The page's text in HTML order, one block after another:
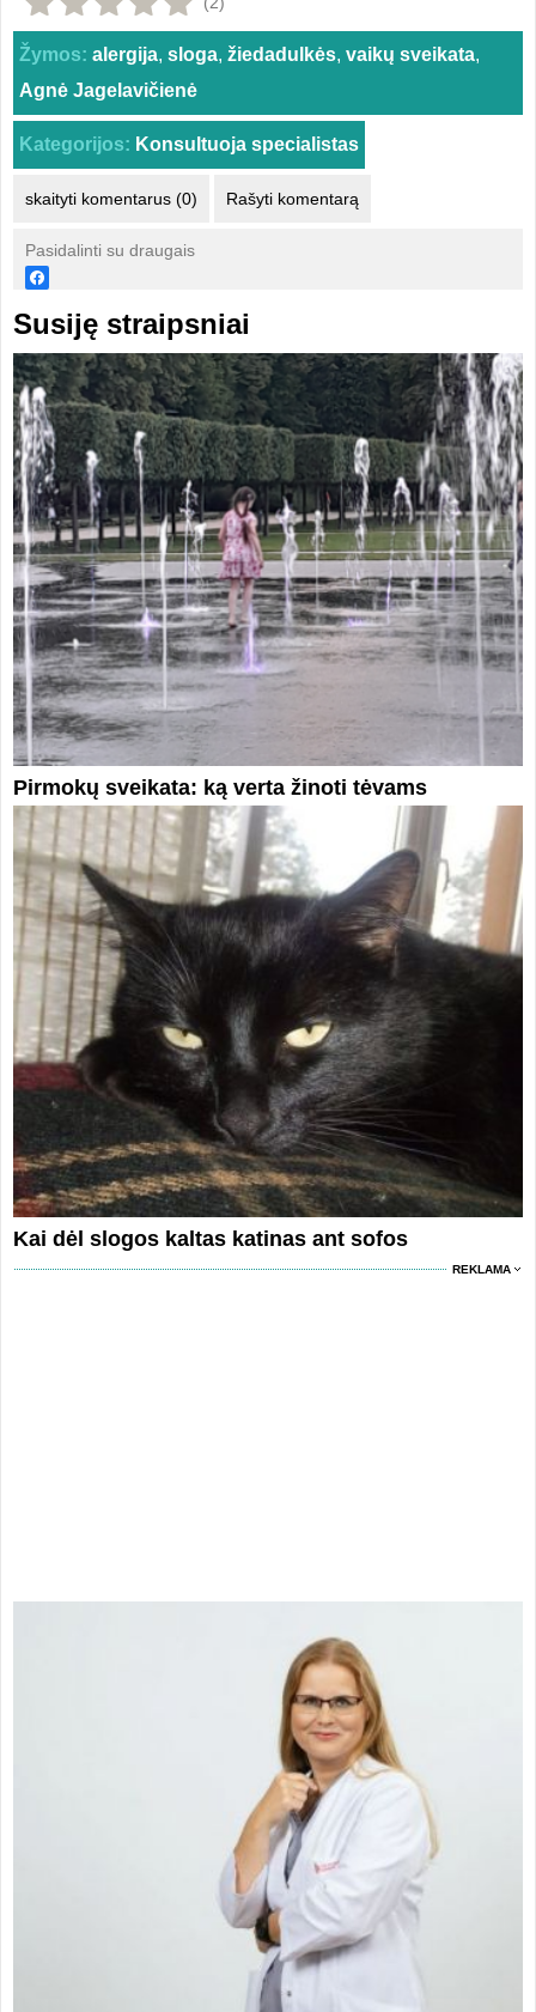
Žymos: alergija, sloga, žiedadulkės, vaikų sveikata,
Agnė Jagelavičienė
Kategorijos: Konsultuoja specialistas
skaityti komentarus (0) Rašyti komentarą
Pasidalinti su draugais
Susiję straipsniai
Pirmokų sveikata: ką verta žinoti tėvams
Kai dėl slogos kaltas katinas ant sofos
REKLAMA